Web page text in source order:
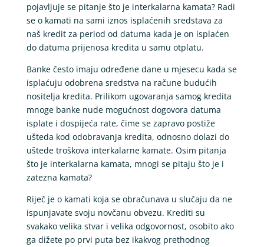
pojavljuje se pitanje što je interkalarna kamata? Radi
se o kamati na sami iznos isplaćenih sredstava za
naš kredit za period od datuma kada je on isplaćen
do datuma prijenosa kredita u samu otplatu.
Banke često imaju određene dane u mjesecu kada se
isplaćuju odobrena sredstva na račune budućih
nositelja kredita. Prilikom ugovaranja samog kredita
mnoge banke nude mogućnost dogovora datuma
isplate i dospijeća rate, čime se zapravo postiže
ušteda kod odobravanja kredita, odnosno dolazi do
uštede troškova interkalarne kamate. Osim pitanja
što je interkalarna kamata, mnogi se pitaju što je i
zatezna kamata?
Riječ je o kamati koja se obračunava u slučaju da ne
ispunjavate svoju novčanu obvezu. Krediti su
svakako velika stvar i velika odgovornost, osobito ako
ga dižete po prvi puta bez ikakvog prethodnog